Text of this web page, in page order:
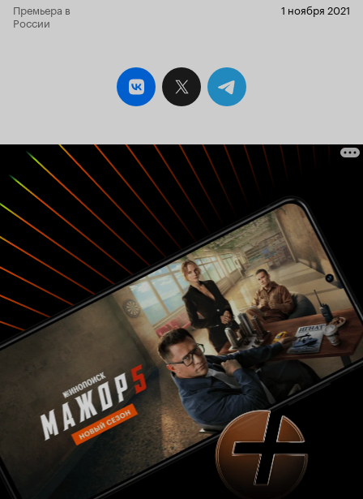
Премьера в
России
1 ноября 2021